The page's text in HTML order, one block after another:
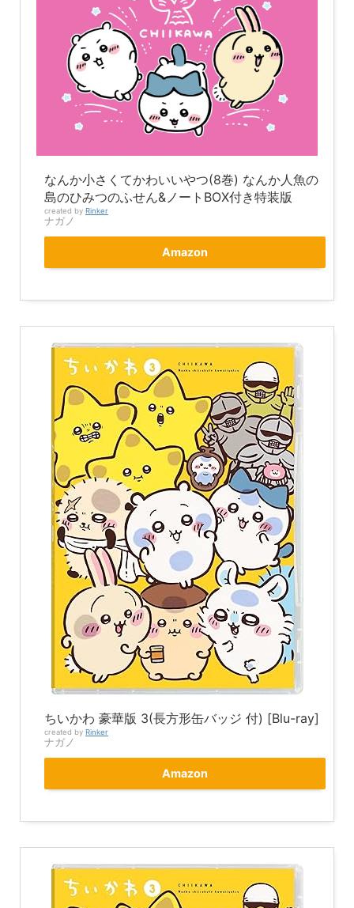
なんか小さくてかわいいやつ(8巻) なんか人魚の
島のひみつのふせん&ノートBOX付き特装版
created by Rinker
ナガノ
Amazon
ちいかわ 豪華版 3(長方形缶バッジ 付) [Blu-ray]
created by Rinker
ナガノ
Amazon